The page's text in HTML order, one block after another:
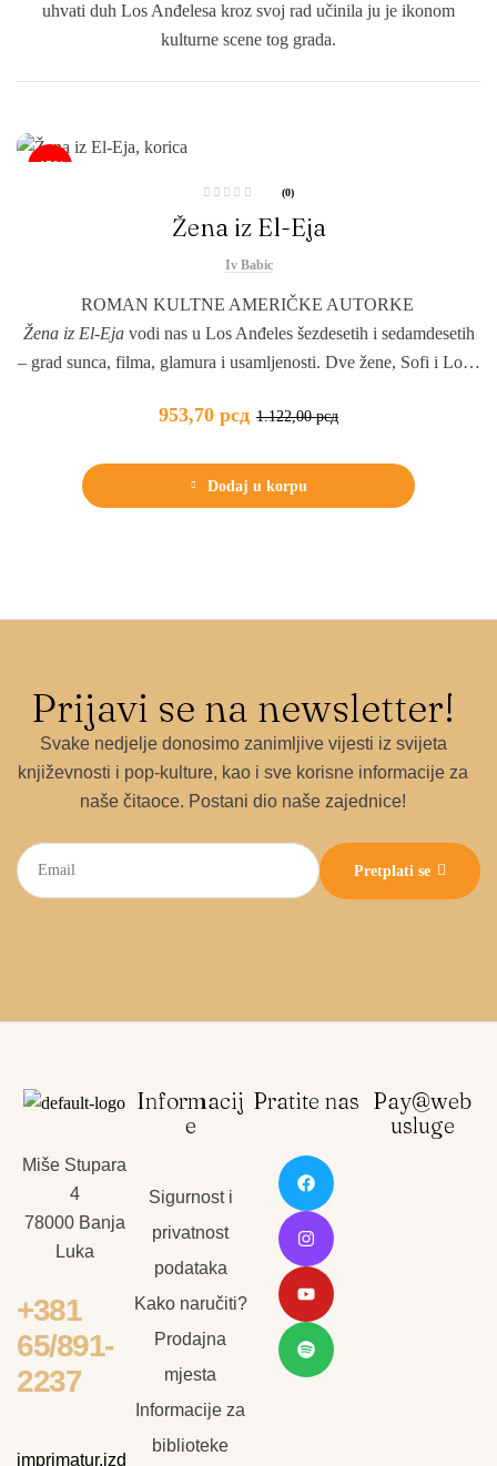
uhvati duh Los Anđelesa kroz svoj rad učinila ju je ikonom
kulturne scene tog grada.
-15%
c
j
o
o
(0)
Žena iz El-Eja
Iv Babic
ROMAN KULTNE AMERIČKE AUTORKE
Žena iz El-Ejavodi nas u Los Anđeles šezdesetih i sedamdesetih
– grad sunca, filma, glamura i usamljenosti. Dve žene, Sofi i Lola,
priseća sopstvenog dolaska u El-Ej i zlatnih dana Holivuda, druga
budeš neko drugi.
Žena iz El-Eja
je istovremeno roman o
odrastanju i odustajanju, o ženama koje kroz niz ljubavnih i
1.122,00рсд
953,70 рсд
Dodaj u korpu
Prijavi se na newsletter!
Svake nedjelje donosimo zanimljive vijesti iz svijeta
književnosti i pop-kulture, kao i sve korisne informacije za
naše čitaoce. Postani dio naše zajednice!
Pretplati se
Miše Stupara
4
78000 Banja
Luka
+381
65/891-
2237
imprimatur.izd
Informacij
e
Sigurnost i
privatnost
podataka
Kako naručiti?
Prodajna
mjesta
Informacije za
biblioteke
Pratite nas Pay@web
usluge